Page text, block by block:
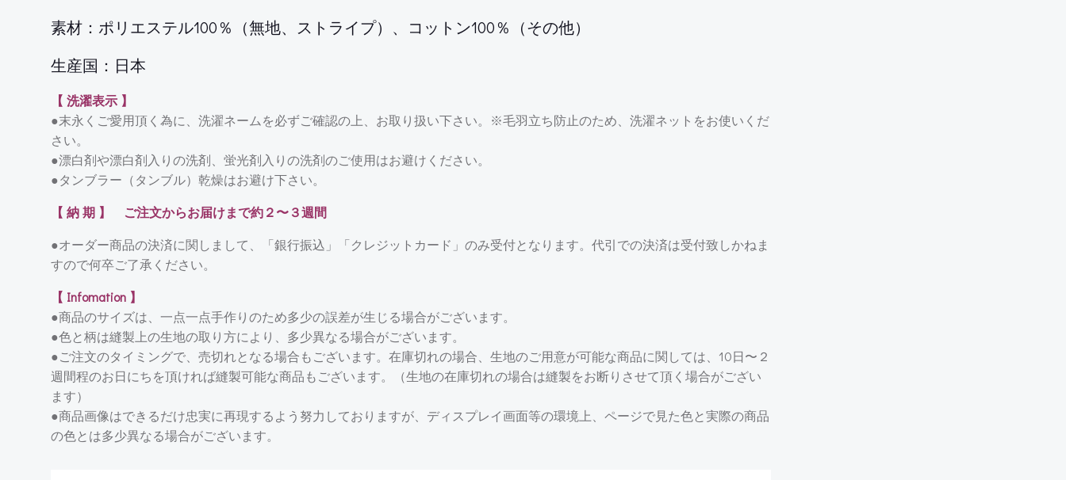
素材：ポリエステル100％（無地、ストライプ）、コットン100％（その他）
生産国：日本
【 洗濯表示 】
●末永くご愛用頂く為に、洗濯ネームを必ずご確認の上、お取り扱い下さい。※毛羽立ち防止のため、洗濯ネットをお使いくだ
さい。
●漂白剤や漂白剤入りの洗剤、蛍光剤入りの洗剤のご使用はお避けください。
●タンブラー（タンブル）乾燥はお避け下さい。
【 納 期 】 ご注文からお届けまで約２〜３週間
●オーダー商品の決済に関しまして、「銀行振込」「クレジットカード」のみ受付となります。代引での決済は受付致しかねま
すので何卒ご了承ください。
【 Infomation 】
●商品のサイズは、一点一点手作りのため多少の誤差が生じる場合がございます。
●色と柄は縫製上の生地の取り方により、多少異なる場合がございます。
●ご注文のタイミングで、売切れとなる場合もございます。在庫切れの場合、生地のご用意が可能な商品に関しては、10日〜２
週間程のお日にちを頂ければ縫製可能な商品もございます。（生地の在庫切れの場合は縫製をお断りさせて頂く場合がござい
ます）
●商品画像はできるだけ忠実に再現するよう努力しておりますが、ディスプレイ画面等の環境上、ページで見た色と実際の商品
の色とは多少異なる場合がございます。